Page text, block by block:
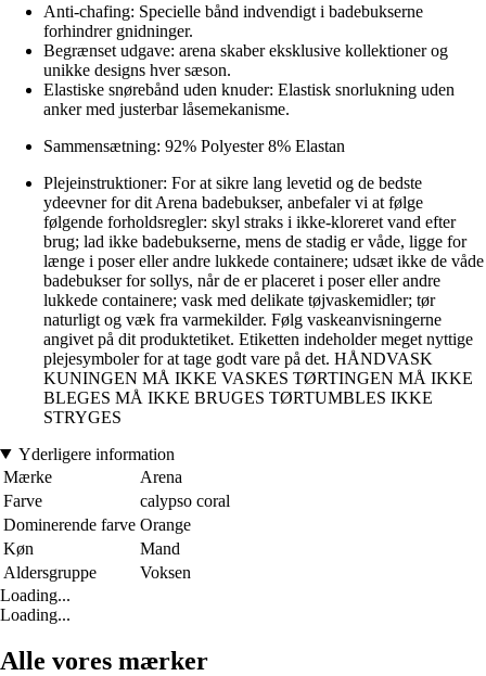
Anti-chafing: Specielle bånd indvendigt i badebukserne
forhindrer gnidninger.
Begrænset udgave: arena skaber eksklusive kollektioner og
unikke designs hver sæson.
Elastiske snørebånd uden knuder: Elastisk snorlukning uden
anker med justerbar låsemekanisme.
Sammensætning: 92% Polyester 8% Elastan
Plejeinstruktioner: For at sikre lang levetid og de bedste
ydeevner for dit Arena badebukser, anbefaler vi at følge
følgende forholdsregler: skyl straks i ikke-kloreret vand efter
brug; lad ikke badebukserne, mens de stadig er våde, ligge for
længe i poser eller andre lukkede containere; udsæt ikke de våde
badebukser for sollys, når de er placeret i poser eller andre
lukkede containere; vask med delikate tøjvaskemidler; tør
naturligt og væk fra varmekilder. Følg vaskeanvisningerne
angivet på dit produktetiket. Etiketten indeholder meget nyttige
plejesymboler for at tage godt vare på det. HÅNDVASK
KUNINGEN MÅ IKKE VASKES TØRTINGEN MÅ IKKE
BLEGES MÅ IKKE BRUGES TØRTUMBLES IKKE
STRYGES
Yderligere information
Mærke
Arena
Farve
calypso coral
Dominerende farve Orange
Køn
Mand
Aldersgruppe
Voksen
Loading...
Loading...
Alle vores mærker